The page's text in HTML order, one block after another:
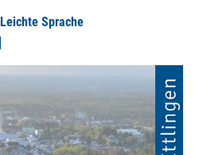
Leichte Sprache